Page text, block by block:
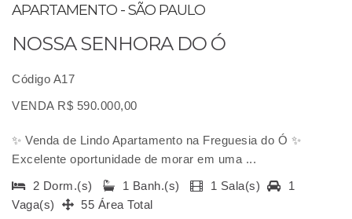
APARTAMENTO - SÃO PAULO
NOSSA SENHORA DO Ó
Código A17
VENDA R$ 590.000,00
✨ Venda de Lindo Apartamento na Freguesia do Ó ✨
Excelente oportunidade de morar em uma ...
2 Dorm.(s)
1 Banh.(s) 1 Sala(s)
1
Vaga(s)
55 Área Total